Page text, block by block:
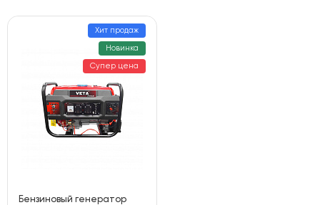
Хит продаж
Новинка
Супер цена
Бензиновый генератор